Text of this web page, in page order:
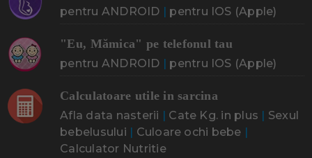
pentru ANDROID | pentru IOS (Apple)
"Eu, Mămica" pe telefonul tau
pentru ANDROID | pentru IOS (Apple)
Calculatoare utile in sarcina
Afla data nasterii | Cate Kg. in plus | Sexul
bebelusului | Culoare ochi bebe |
Calculator Nutritie